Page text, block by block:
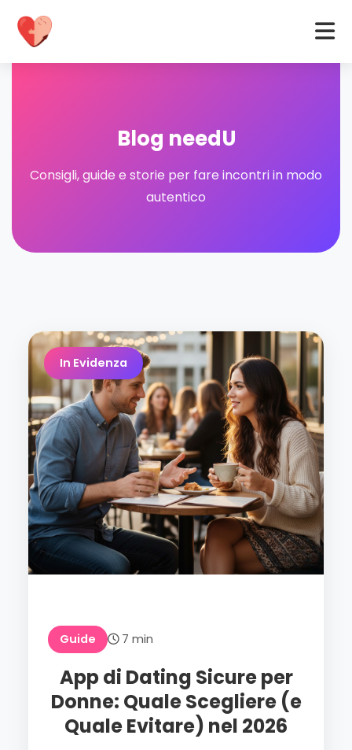
Blog needU
Consigli, guide e storie per fare incontri in modo
autentico
In Evidenza
Guide 7 min
App di Dating Sicure per
Donne: Quale Scegliere (e
Quale Evitare) nel 2026